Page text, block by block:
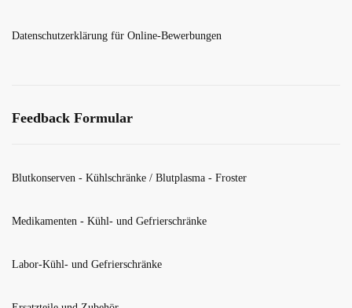
Datenschutzerklärung für Online-Bewerbungen
Feedback Formular
Blutkonserven - Kühlschränke / Blutplasma - Froster
Medikamenten - Kühl- und Gefrierschränke
Labor-Kühl- und Gefrierschränke